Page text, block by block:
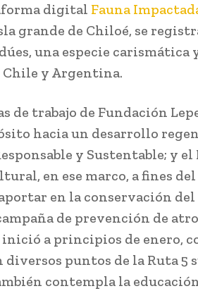
digital Fauna
grande de Chiloé, se
una especie carismática
Chile y Argentina.
de trabajo de Fundación
hacia un desarrollo
y Sustentable; y
en ese marco, a fines
en la conservación
de prevención de
inició a principios de enero,
diversos puntos de la Ruta 5
contempla la